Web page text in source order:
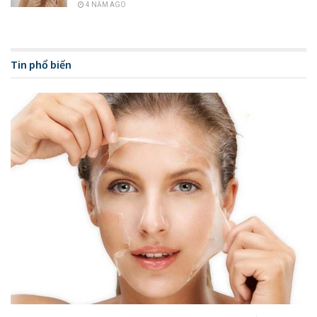
những năm 1767.
Bệnh thủy đậu được biết đến ra sao?
4 NĂM AGO
Tin phổ biến